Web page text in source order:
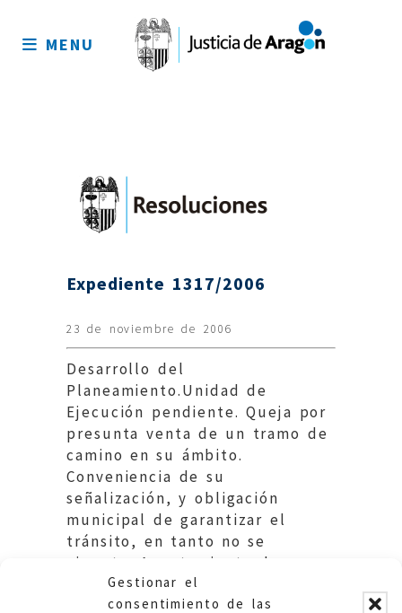
Gestionar el
consentimiento de las
sitio
MENU
Expediente 1317/2006
23 de noviembre de 2006
Desarrollo del
Planeamiento.Unidad de
Ejecución pendiente. Queja por
presunta venta de un tramo de
camino en su ámbito.
Conveniencia de su
señalización, y obligación
municipal de garantizar el
tránsito, en tanto no se
ejecute. Ayuntamiento de
Alagón.